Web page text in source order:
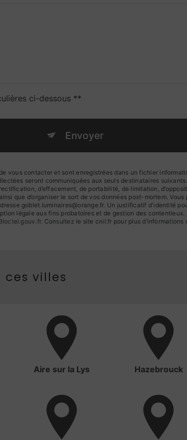
ci-dessous **
Envoyer
vous contacter et sont enregistrées dans un fichier
seront communiquées aux seuls destinataires
d’effacement, de portabilité, de limitation,
que d’organiser le sort de vos données post-mortem.
goblet.luminaires@orange.fr. Un justificatif d'identité
légale aux fins probatoires et de gestion des
. Consultez le site cnil.fr pour plus d’informations
ces villes
Aire sur la Lys Hazebrouck